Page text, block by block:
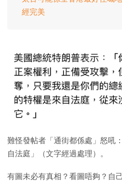
經完美
難怪發帖者「通街都係處」怒吼
自法庭」（文字經過處理）。
有圖未必有真相？看圖唔夠？自